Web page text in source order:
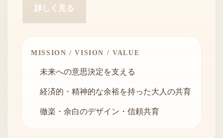
詳しく見る
MISSION / VISION / VALUE
未来への意思決定を支える
経済的・精神的な余裕を持った大人の共育
徹楽・余白のデザイン・信頼共育